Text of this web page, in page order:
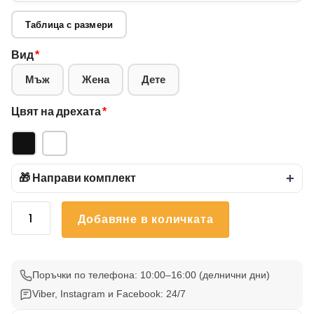
Таблица с размери
Вид*
Мъж Жена Дете
Цвят на дрехата*
🎁 Направи комплект +
количество
Жълто
Добавяне в количката
Поръчки по телефона: 10:00–16:00 (делнични дни)
Viber, Instagram и Facebook: 24/7